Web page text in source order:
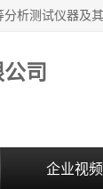
司
企业视频